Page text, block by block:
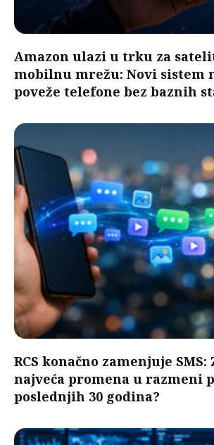
Amazon ulazi u trku za
mobilnu mrežu: Novi sistem
poveže telefone bez baznih
RCS konačno zamenjuje SMS:
najveća promena u razmeni
poslednjih 30 godina?